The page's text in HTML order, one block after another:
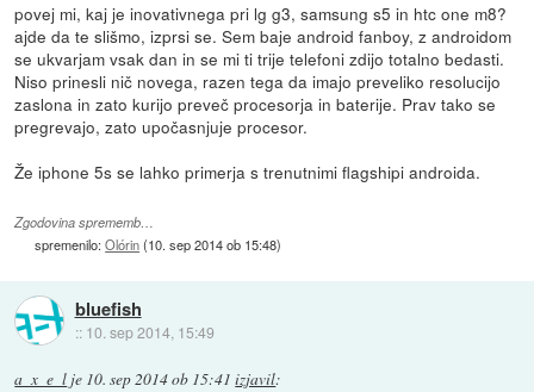
povej mi, kaj je inovativnega pri lg g3, samsung s5 in htc one m8?
ajde da te slišmo, izprsi se. Sem baje android fanboy, z androidom
se ukvarjam vsak dan in se mi ti trije telefoni zdijo totalno bedasti.
Niso prinesli nič novega, razen tega da imajo preveliko resolucijo
zaslona in zato kurijo preveč procesorja in baterije. Prav tako se
pregrevajo, zato upočasnjuje procesor.
Že iphone 5s se lahko primerja s trenutnimi flagshipi androida.
Zgodovina sprememb…
spremenilo:Olórin(10. sep 2014 ob 15:48)
bluefish
:: 10. sep 2014, 15:49
a_x_e_l je 10. sep 2014 ob 15:41 izjavil: